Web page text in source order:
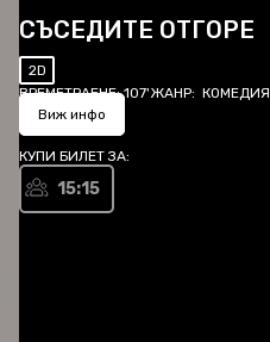
СЪСЕДИТЕ ОТГОРЕ
2D
ВРЕМЕТРАЕНЕ: 107'ЖАНР: КОМЕДИЯ
Виж инфо
КУПИ БИЛЕТ ЗА:
15:15